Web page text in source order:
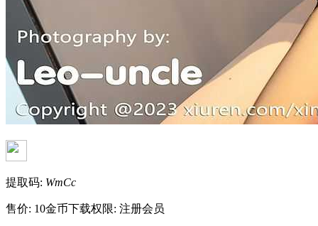
提取码: WmCc
售价: 10金币下载权限: 注册会员